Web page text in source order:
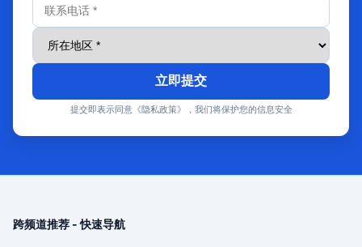
立即提交
提交即表示同意《隐私政策》，我们将保护您的信息安全
跨频道推荐 - 快速导航